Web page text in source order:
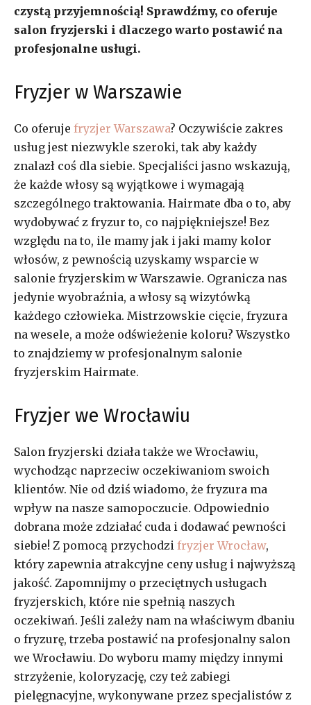
czystą przyjemnością! Sprawdźmy, co oferuje
salon fryzjerski i dlaczego warto postawić na
profesjonalne usługi.
Fryzjer w Warszawie
Co oferuje fryzjer Warszawa? Oczywiście zakres
usług jest niezwykle szeroki, tak aby każdy
znalazł coś dla siebie. Specjaliści jasno wskazują,
że każde włosy są wyjątkowe i wymagają
szczególnego traktowania. Hairmate dba o to, aby
wydobywać z fryzur to, co najpiękniejsze! Bez
względu na to, ile mamy jak i jaki mamy kolor
włosów, z pewnością uzyskamy wsparcie w
salonie fryzjerskim w Warszawie. Ogranicza nas
jedynie wyobraźnia, a włosy są wizytówką
każdego człowieka. Mistrzowskie cięcie, fryzura
na wesele, a może odświeżenie koloru? Wszystko
to znajdziemy w profesjonalnym salonie
fryzjerskim Hairmate.
Fryzjer we Wrocławiu
Salon fryzjerski działa także we Wrocławiu,
wychodząc naprzeciw oczekiwaniom swoich
klientów. Nie od dziś wiadomo, że fryzura ma
wpływ na nasze samopoczucie. Odpowiednio
dobrana może zdziałać cuda i dodawać pewności
siebie! Z pomocą przychodzi fryzjer Wrocław,
który zapewnia atrakcyjne ceny usług i najwyższą
jakość. Zapomnijmy o przeciętnych usługach
fryzjerskich, które nie spełnią naszych
oczekiwań. Jeśli zależy nam na właściwym dbaniu
o fryzurę, trzeba postawić na profesjonalny salon
we Wrocławiu. Do wyboru mamy między innymi
strzyżenie, koloryzację, czy też zabiegi
pielęgnacyjne, wykonywane przez specjalistów z